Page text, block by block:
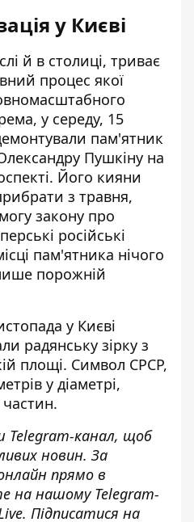
у Києві
й в столиці, триває
процес якої
у середу, 15
пам'ятник
Пушкіну на
Його кияни
з травня,
закону про
російські
пам'ятника нічого
порожній
у Києві
радянську зірку з
площі. Символ СРСР,
у діаметрі,
частин.
Telegram-канал, щоб
новин. За
прямо в
на нашому Telegram-
. Підписатися на